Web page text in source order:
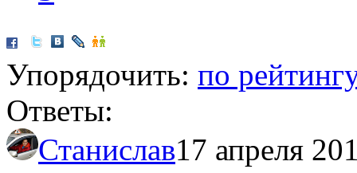
Упорядочить: по
Ответы:
Станислав17 апреля